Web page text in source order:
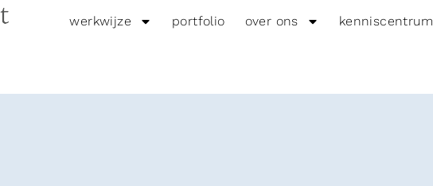
werkwijze portfolio over ons kenniscentrum